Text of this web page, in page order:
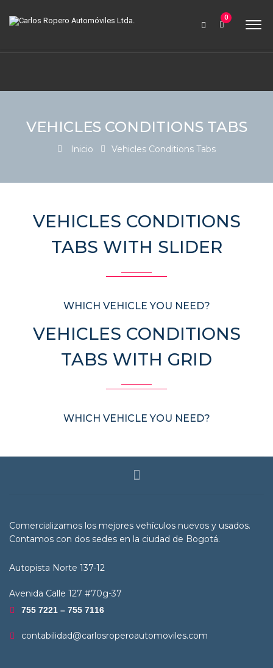
contabilidad@carlosroperoautomoviles.com
0
VEHICLES CONDITIONS TABS
Inicio Vehicles Conditions Tabs
VEHICLES CONDITIONS
TABS WITH SLIDER
WHICH VEHICLE YOU NEED?
VEHICLES CONDITIONS
TABS WITH GRID
WHICH VEHICLE YOU NEED?
Comercializamos los mejores vehículos nuevos y usados.
Contamos con dos sedes en la ciudad de Bogotá.
Autopista Norte 137-12
Avenida Calle 127 #70g-37
755 7221 – 755 7116
contabilidad@carlosroperoautomoviles.com